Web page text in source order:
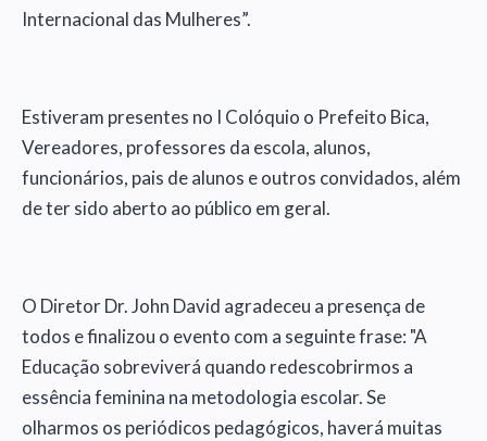
Internacional das Mulheres”.
Estiveram presentes no I Colóquio o Prefeito Bica,
Vereadores, professores da escola, alunos,
funcionários, pais de alunos e outros convidados, além
de ter sido aberto ao público em geral.
O Diretor Dr. John David agradeceu a presença de
todos e finalizou o evento com a seguinte frase: "A
Educação sobreviverá quando redescobrirmos a
essência feminina na metodologia escolar. Se
olharmos os periódicos pedagógicos, haverá muitas